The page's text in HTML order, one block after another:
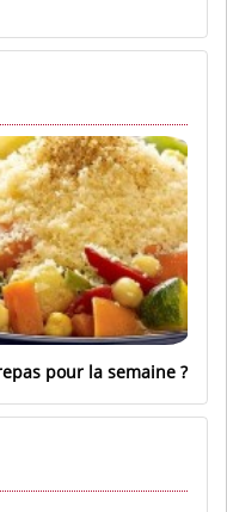
pour la semaine